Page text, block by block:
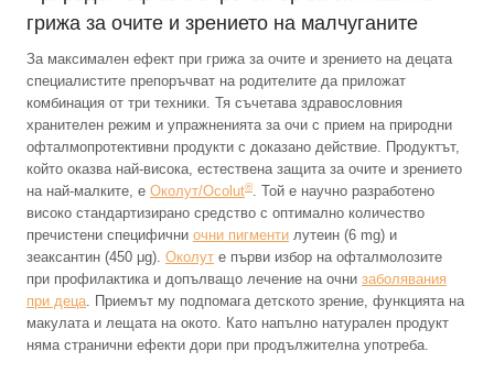
грижа за очите и зрението на малчуганите
За максимален ефект при грижа за очите и зрението на децата
специалистите препоръчват на родителите да приложат
комбинация от три техники. Тя съчетава здравословния
хранителен режим и упражненията за очи с прием на природни
офталмопротективни продукти с доказано действие. Продуктът,
който оказва най-висока, естествена защита за очите и зрението
на най-малките, е Околут/Ocolut®. Той е научно разработено
високо стандартизирано средство с оптимално количество
пречистени специфични очни пигменти лутеин (6 mg) и
зеаксантин (450 μg). Околут е първи избор на офталмолозите
при профилактика и допълващо лечение на очни заболявания
при деца . Приемът му подпомага детското зрение, функцията на
макулата и лещата на окото. Като напълно натурален продукт
няма странични ефекти дори при продължителна употреба.